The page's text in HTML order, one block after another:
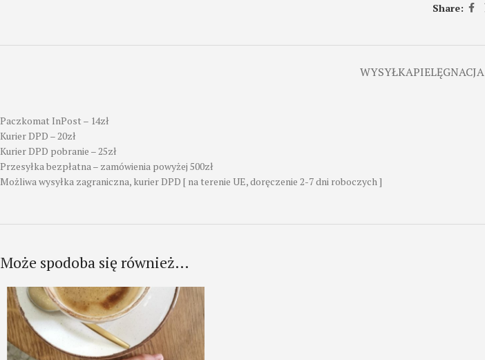
Share:
WYSYŁKAPIELĘGNACJA
Paczkomat InPost – 14zł
Kurier DPD – 20zł
Kurier DPD pobranie – 25zł
Przesyłka bezpłatna – zamówienia powyżej 500zł
Możliwa wysyłka zagraniczna, kurier DPD [ na terenie UE, doręczenie 2-7 dni roboczych ]
Może spodoba się również…